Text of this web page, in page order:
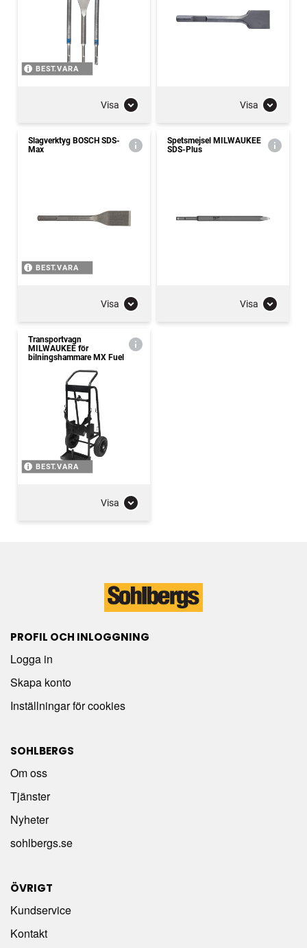
BEST.VARA
Visa Visa
Slagverktyg BOSCH SDS-
Max
BEST.VARA
Visa
Spetsmejsel MILWAUKEE
SDS-Plus
Visa
Transportvagn
MILWAUKEE för
bilningshammare MX Fuel
BEST.VARA
Visa
PROFIL OCH INLOGGNING
Logga in
Skapa konto
Inställningar för cookies
SOHLBERGS
Om oss
Tjänster
Nyheter
sohlbergs.se
ÖVRIGT
Kundservice
Kontakt